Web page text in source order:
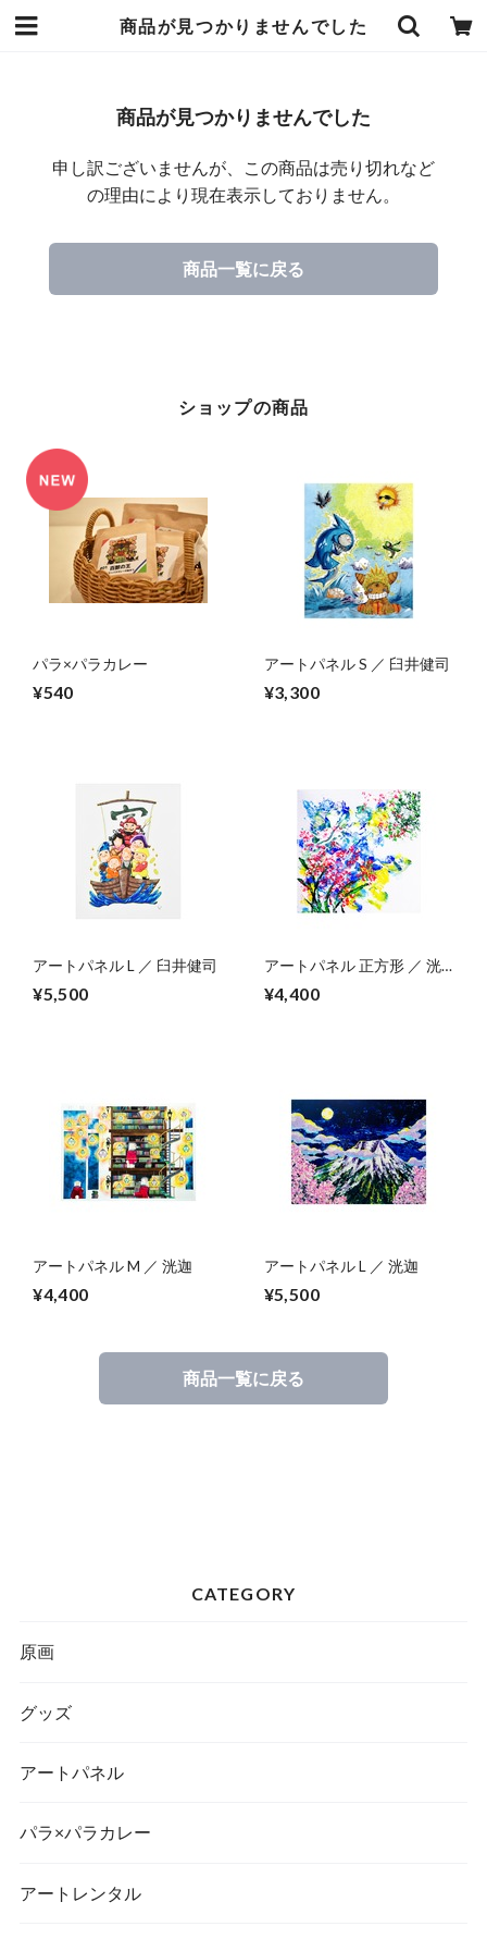
商品が見つかりませんでした
商品が見つかりませんでした
申し訳ございませんが、この商品は売り切れなど
の理由により現在表示しておりません。
商品一覧に戻る
ショップの商品
パラ×パラカレー
¥540
アートパネル S ／ 臼井健司
¥3,300
アートパネル L ／ 臼井健司
¥5,500
アートパネル 正方形 ／ 洸
¥4,400
アートパネル M ／ 洸迦
¥4,400
アートパネル L ／ 洸迦
¥5,500
商品一覧に戻る
CATEGORY
原画
グッズ
アートパネル
パラ×パラカレー
アートレンタル